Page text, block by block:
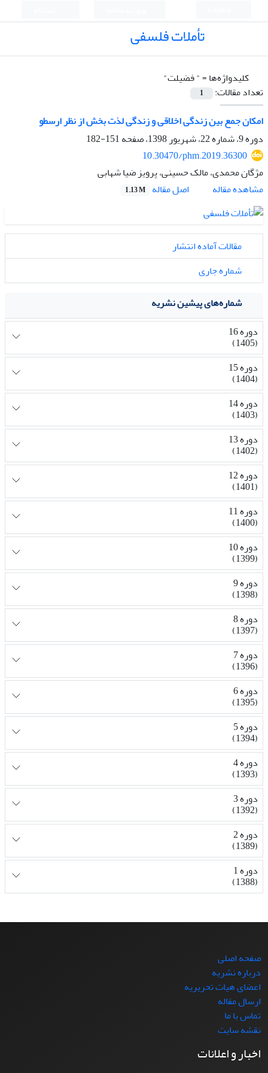
تأملات فلسفی
کلیدواژه‌ها =" فضیلت"
تعداد مقالات:
1
امکان جمع بین زندگی اخلاقی و زندگی لذت بخش از نظر ارسطو
دوره 9، شماره 22، شهریور 1398، صفحه
151-182
10.30470/phm.2019.36300
مژگان محمدی، مالک حسینی، پرویز ضیا شهابی
مشاهده مقاله
اصل مقاله 1.13 M
مقالات آماده انتشار
شماره جاری
شماره‌های پیشین نشریه
دوره 16
(1405)
دوره 15
(1404)
دوره 14
(1403)
دوره 13
(1402)
دوره 12
(1401)
دوره 11
(1400)
دوره 10
(1399)
دوره 9
(1398)
دوره 8
(1397)
دوره 7
(1396)
دوره 6
(1395)
دوره 5
(1394)
دوره 4
(1393)
دوره 3
(1392)
دوره 2
(1389)
دوره 1
(1388)
صفحه اصلی
درباره نشریه
اعضای هیات تحریریه
ارسال مقاله
تماس با ما
نقشه سایت
اخبار و اعلانات